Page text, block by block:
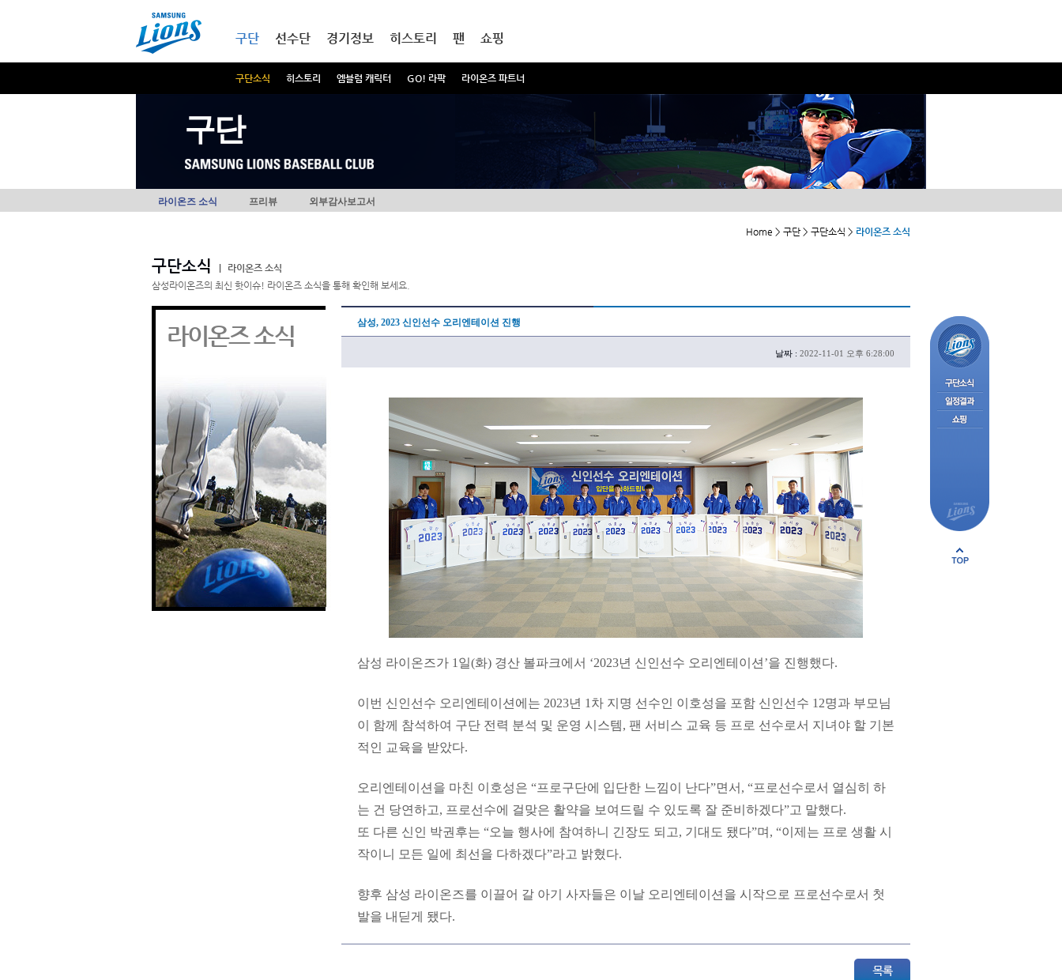
구단
구단소식 히스토리 엠블럼 캐릭터 GO! 라팍 라이온즈 파트너
선수단 경기정보 히스토리 팬 쇼핑
구단
라이온즈 소식 프리뷰 외부감사보고서
Home > 구단 > 구단소식 > 라이온즈 소식
구단소식
라이온즈 소식
삼성라이온즈의 최신 핫이슈! 라이온즈 소식을 통해 확인해 보세요.
라이온즈 소식 삼성, 2023 신인선수 오리엔테이션 진행
날짜 : 2022-11-01 오후 6:28:00
삼성 라이온즈가 1일(화) 경산 볼파크에서 ‘2023년 신인선수 오리엔테이션’을 진행했다.
이번 신인선수 오리엔테이션에는 2023년 1차 지명 선수인 이호성을 포함 신인선수 12명과 부모님
이 함께 참석하여 구단 전력 분석 및 운영 시스템, 팬 서비스 교육 등 프로 선수로서 지녀야 할 기본
적인 교육을 받았다.
오리엔테이션을 마친 이호성은 “프로구단에 입단한 느낌이 난다”면서, “프로선수로서 열심히 하
는 건 당연하고, 프로선수에 걸맞은 활약을 보여드릴 수 있도록 잘 준비하겠다”고 말했다.
또 다른 신인 박권후는 “오늘 행사에 참여하니 긴장도 되고, 기대도 됐다”며, “이제는 프로 생활 시
작이니 모든 일에 최선을 다하겠다”라고 밝혔다.
향후 삼성 라이온즈를 이끌어 갈 아기 사자들은 이날 오리엔테이션을 시작으로 프로선수로서 첫
발을 내딛게 됐다.